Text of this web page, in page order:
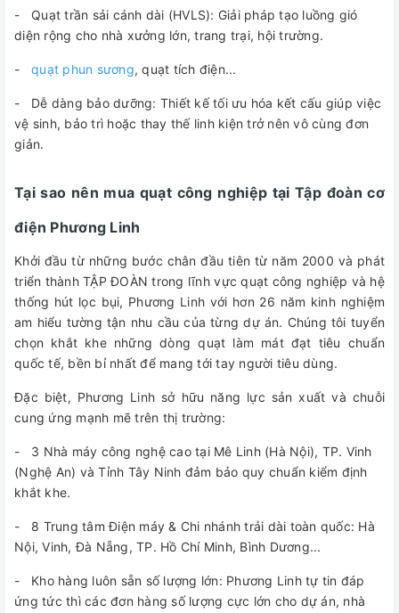
- Quạt trần sải cánh dài (HVLS): Giải pháp tạo luồng gió
diện rộng cho nhà xưởng lớn, trang trại, hội trường.
- quạt phun sương, quạt tích điện...
- Dễ dàng bảo dưỡng: Thiết kế tối ưu hóa kết cấu giúp việc
vệ sinh, bảo trì hoặc thay thế linh kiện trở nên vô cùng đơn
giản.
Tại sao nên mua quạt công nghiệp tại Tập đoàn cơ
điện Phương Linh
Khởi đầu từ những bước chân đầu tiên từ năm 2000 và phát
triển thành TẬP ĐOÀN trong lĩnh vực quạt công nghiệp và hệ
thống hút lọc bụi, Phương Linh với hơn 26 năm kinh nghiệm
am hiểu tường tận nhu cầu của từng dự án. Chúng tôi tuyển
chọn khắt khe những dòng quạt làm mát đạt tiêu chuẩn
quốc tế, bền bỉ nhất để mang tới tay người tiêu dùng.
Đặc biệt, Phương Linh sở hữu năng lực sản xuất và chuỗi
cung ứng mạnh mẽ trên thị trường:
- 3 Nhà máy công nghệ cao tại Mê Linh (Hà Nội), TP. Vinh
(Nghệ An) và Tỉnh Tây Ninh đảm bảo quy chuẩn kiểm định
khắt khe.
- 8 Trung tâm Điện máy & Chi nhánh trải dài toàn quốc: Hà
Nội, Vinh, Đà Nẵng, TP. Hồ Chí Minh, Bình Dương...
- Kho hàng luôn sẵn số lượng lớn: Phương Linh tự tin đáp
ứng tức thì các đơn hàng số lượng cực lớn cho dự án, nhà